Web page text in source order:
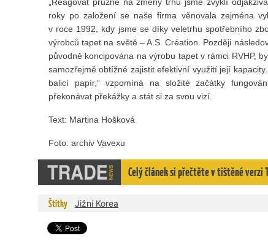
roky po založení se naše firma věnovala zejména
v roce 1992, kdy jsme se díky veletrhu spotřebního
výrobců tapet na světě – A.S. Création. Později
původně koncipována na výrobu tapet v rámci RVHP,
samozřejmě obtížné zajistit efektivní využití její
balicí papír,“ vzpomíná na složité začátky
překonávat překážky a stát si za svou vizí.
Text: Martina Hošková
Foto: archiv Vavexu
Celý článek si přečtěte v tištěné verzi
Štítky Jižní Korea